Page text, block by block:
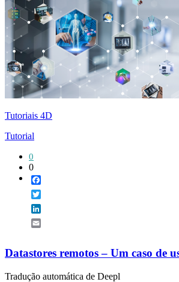
Tutoriais 4D
Tutorial
0
0
Datastores remotos – Um caso de
Tradução automática de Deepl